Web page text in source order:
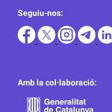
Seguiu-nos:
Amb la col·laboració: